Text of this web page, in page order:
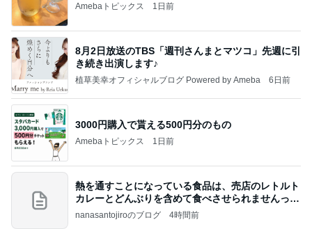
Amebaトピックス 1日前
8月2日放送のTBS「週刊さんまとマツコ」先週に引
き続き出演します♪
植草美幸オフィシャルブログ Powered by Ameba 6日前
3000円購入で貰える500円分のもの
Amebaトピックス 1日前
熱を通すことになっている食品は、売店のレトルト
カレーとどんぶりを含めて食べさせられませんっ
て、男
nanasantojiroのブログ 4時間前